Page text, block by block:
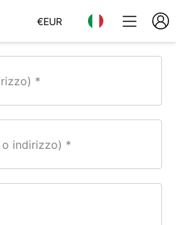
€EUR
indirizzo)